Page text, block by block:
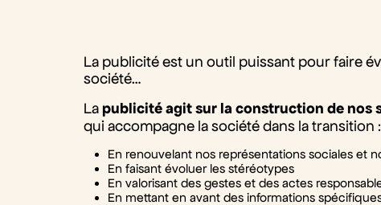
La publicité est un outil puissant pour faire
société…
La publicité agit sur la construction de nos
qui accompagne la société dans la transition :
En renouvelant nos représentations sociales et
En faisant évoluer les stéréotypes
En valorisant des gestes et des actes
En mettant en avant des informations